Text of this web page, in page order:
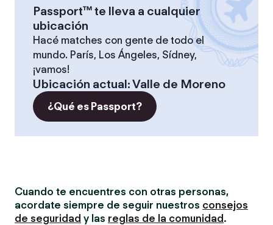
Passport™ te lleva a cualquier
ubicación
Hacé matches con gente de todo el
mundo. París, Los Ángeles, Sídney,
¡vamos!
Ubicación actual:Valle de Moreno
¿Qué es Passport?
Cuando te encuentres con otras personas,
acordate siempre de seguir nuestros consejos
de seguridad y las reglas de la comunidad .